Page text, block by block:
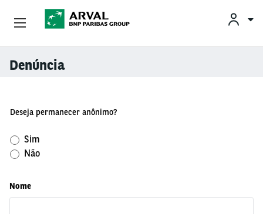
Pular para o conteúdo principal
Denúncia
Deseja permanecer anônimo?
Sim
Não
Nome
Conheça A Arval